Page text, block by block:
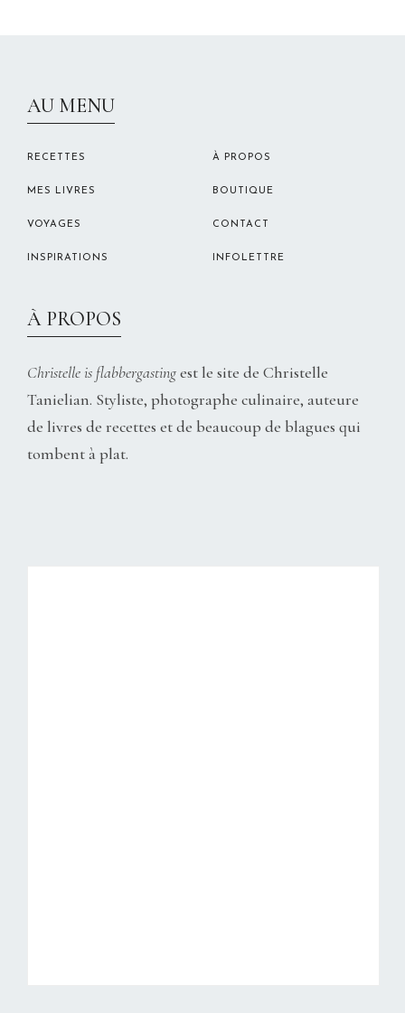
AU MENU
RECETTES
MES LIVRES
VOYAGES
INSPIRATIONS
À PROPOS
BOUTIQUE
CONTACT
INFOLETTRE
À PROPOS
Christelle is flabbergastingest le site de Christelle
Tanielian. Styliste, photographe culinaire, auteure
de livres de recettes et de beaucoup de blagues qui
tombent à plat.